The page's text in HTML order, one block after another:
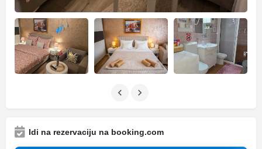
Idi na rezervaciju na booking.com